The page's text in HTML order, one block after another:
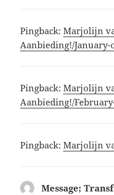
Pingback:Marjolijn
Aanbieding!/
Pingback:Marjolijn
Aanbieding!/
Pingback:Marjolijn
Message;